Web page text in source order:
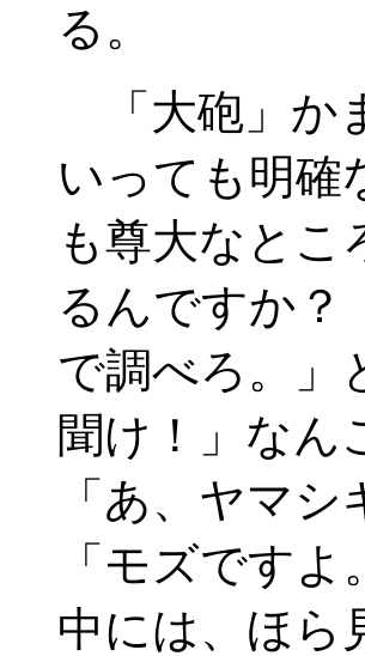
る。
「大砲」か
いっても明確
も尊大なとこ
るんですか
で調べろ。
聞け！」なん
「あ、ヤマ
「モズです
中には、ほら